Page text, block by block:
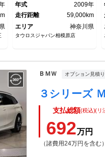
ー／
年式
2009年
走行距離
59,000km
エリア
神奈川県
タウロスジャパン相模原店
ＢＭＷ オプション見積り
支払総額(税込)(リ
692万円
（諸費用24万円を含む）